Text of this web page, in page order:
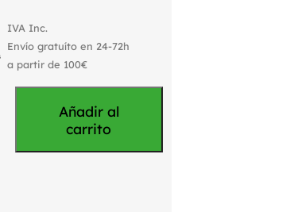
IVA Inc.
Envío gratuíto en 24-72h
a partir de 100€
Añadir al
carrito